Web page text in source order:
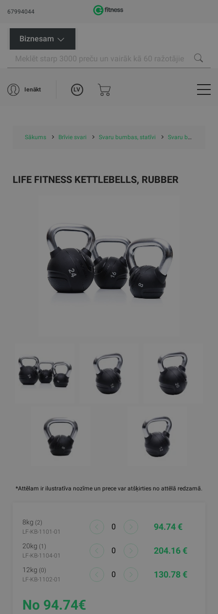
67994044
Biznesam
Ienākt LV
Sākums Brīvie svari Svaru bumbas, statīvi Svaru bumbas
*Attēlam ir ilustratīva nozīme un prece var atšķirties no attēlā redzamā.
LIFE FITNESS KETTLEBELLS, RUBBER
8kg (2)
LF-KB-1101-01
94.74 €
20kg (1)
LF-KB-1104-01
204.16 €
12kg (0)
LF-KB-1102-01
130.78 €
No 94.74€